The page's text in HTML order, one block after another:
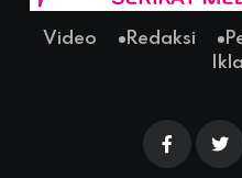
Video Redaksi